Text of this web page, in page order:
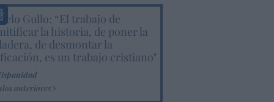
Gullo: “El trabajo de
la historia, de poner la
de desmontar la
es un trabajo cristiano"
anteriores